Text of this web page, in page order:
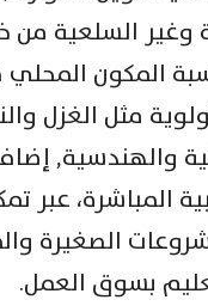
وغير السلعية من
المكون
مثل الغزل
والهندسية,
المباشرة، عبر
الصغيرة
بسوق العمل.